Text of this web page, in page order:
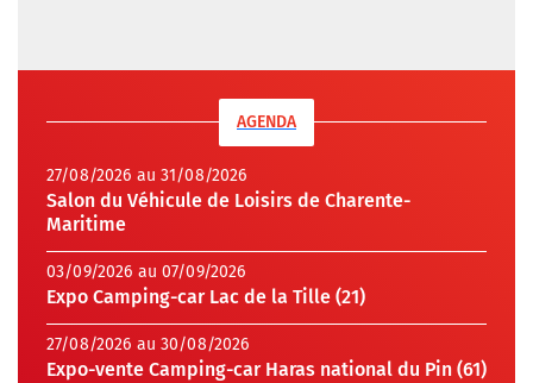
AGENDA
27/08/2026 au 31/08/2026
Salon du Véhicule de Loisirs de Charente-
Maritime
03/09/2026 au 07/09/2026
Expo Camping-car Lac de la Tille (21)
27/08/2026 au 30/08/2026
Expo-vente Camping-car Haras national du Pin (61)